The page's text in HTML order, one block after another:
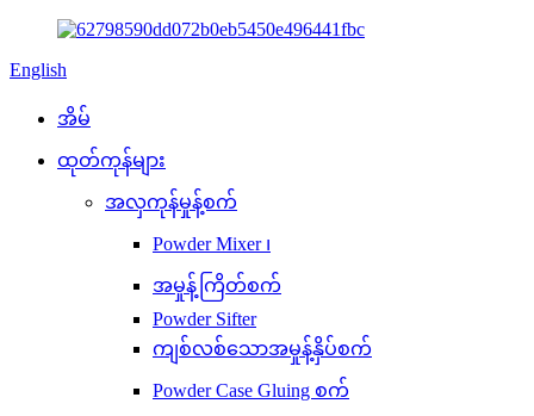
English
အိမ်
ထုတ်ကုန်များ
အလှကုန်မှုန့်စက်
Powder Mixer ၊
အမှုန့်ကြိတ်စက်
Powder Sifter
ကျစ်လစ်သောအမှုန့်နှိပ်စက်
Powder Case Gluing စက်